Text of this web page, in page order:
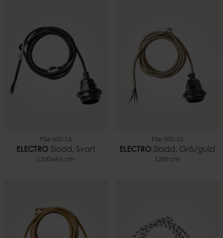
956-000-13
ELECTRO Sladd, Svart
L200xW6 cm
956-000-10
ELECTRO Sladd, Grå/guld
L200 cm